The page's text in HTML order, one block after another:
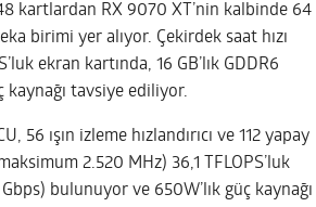
kartlardan RX 9070 XT’nin kalbinde 64
birimi yer alıyor. Çekirdek saat hızı
ekran kartında, 16 GB’lık GDDR6
kaynağı tavsiye ediliyor.
ışın izleme hızlandırıcı ve 112 yapay
2.520 MHz) 36,1 TFLOPS’luk
bulunuyor ve 650W’lık güç kaynağı